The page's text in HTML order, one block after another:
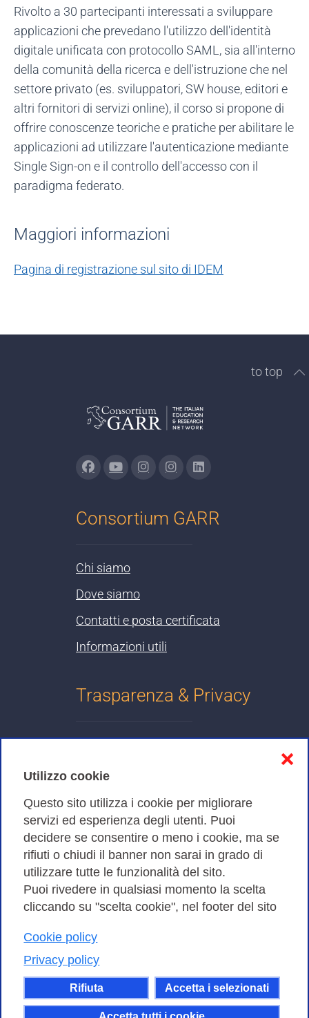
Utilizzo cookie
Questo sito utilizza i cookie per migliorare
servizi ed esperienza degli utenti. Puoi
decidere se consentire o meno i cookie, ma se
rifiuti o chiudi il banner non sarai in grado di
utilizzare tutte le funzionalità del sito.
Puoi rivedere in qualsiasi momento la scelta
cliccando su "scelta cookie", nel footer del sito
Cookie policy
Privacy policy
Rifiuta Accetta i selezionati
❌
Rivolto a 30 partecipanti interessati a sviluppare
applicazioni che prevedano l'utilizzo dell'identità
digitale unificata con protocollo SAML, sia all'interno
della comunità della ricerca e dell'istruzione che nel
settore privato (es. sviluppatori, SW house, editori e
altri fornitori di servizi online), il corso si propone di
offrire conoscenze teoriche e pratiche per abilitare le
applicazioni ad utilizzare l'autenticazione mediante
Single Sign-on e il controllo dell'accesso con il
paradigma federato.
Maggiori informazioni
Pagina di registrazione sul sito di IDEM
to top
Consortium GARR
Chi siamo
Dove siamo
Contatti e posta certificata
Informazioni utili
Trasparenza & Privacy
Cookies Policy
Amministrazione trasparente
Bandi di Gara
Consortium GARR - Via dei Tizii, 6 - 00185 Roma | Tel.
| CF 97284570583 – PI 07577141000 | Codice
Destinatario 7EU9KEU |
Il contenuto di questo sito e' rilasciato, tranne dove
altrimenti indicato, secondo i termini della licenza
Creative Commons